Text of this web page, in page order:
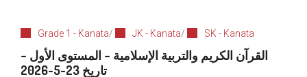
Grade 1 - Kanata/ JK - Kanata/ SK - Kanata
القرآن الكريم والتربية الإسلامية – المستوى الأول –
تاريخ 23-5-2026